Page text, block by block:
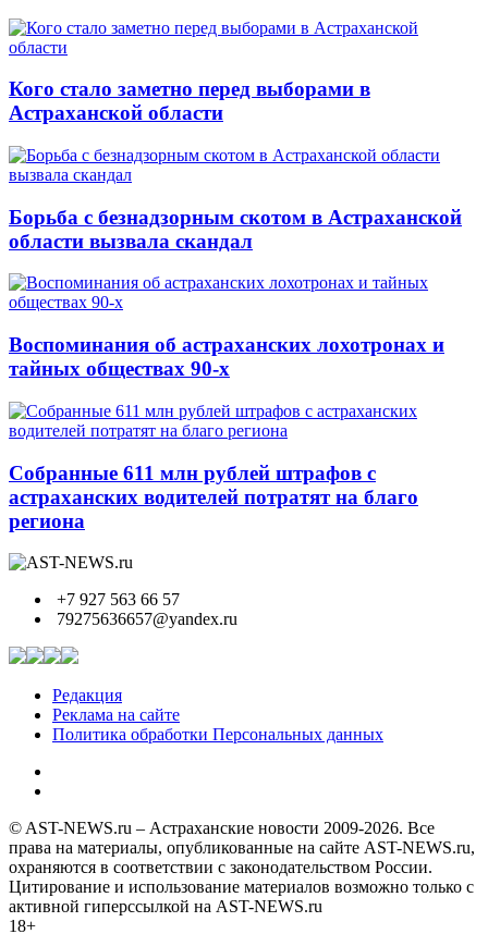
Кого стало заметно перед выборами в
Астраханской области
Борьба с безнадзорным скотом в Астраханской
области вызвала скандал
Воспоминания об астраханских лохотронах и
тайных обществах 90-х
Собранные 611 млн рублей штрафов с
астраханских водителей потратят на благо
региона
+7 927 563 66 57
79275636657@yandex.ru
Редакция
Реклама на сайте
Политика обработки Персональных данных
© AST-NEWS.ru – Астраханские новости 2009-2026. Все
права на материалы, опубликованные на сайте AST-NEWS.ru,
охраняются в соответствии с законодательством России.
Цитирование и использование материалов возможно только с
активной гиперссылкой на AST-NEWS.ru
18+